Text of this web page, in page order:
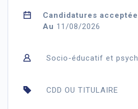
Candidatures
Au 11/08/2026
Socio-éducatif et
CDD OU TITULAIRE